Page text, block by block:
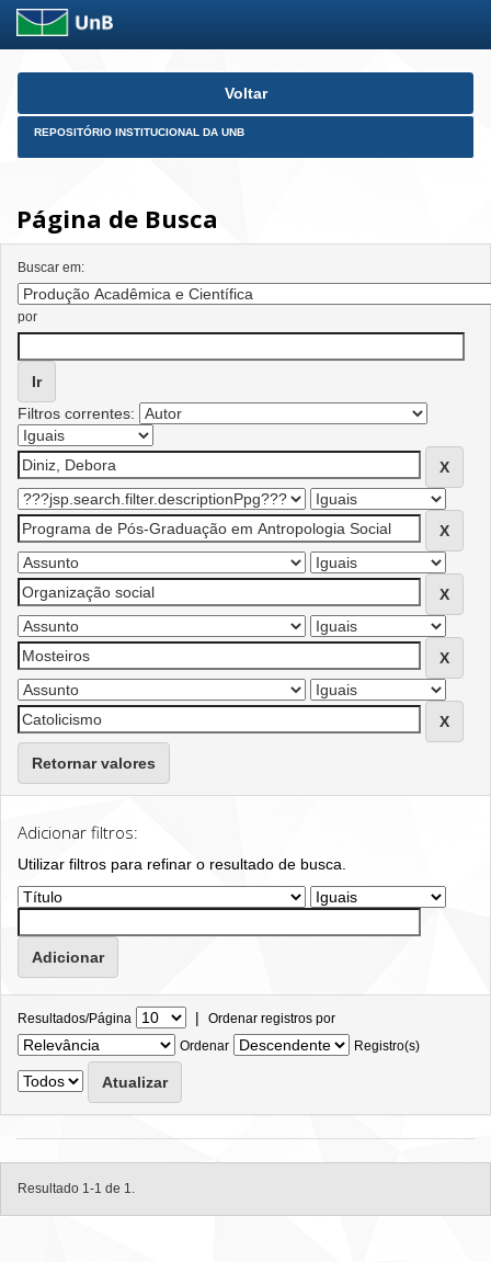
Skip
Voltar
REPOSITÓRIO INSTITUCIONAL DA UNB
Página de Busca
Buscar em:
por
Filtros correntes:
Retornar valores
Adicionar filtros:
Utilizar filtros para refinar o resultado de busca.
Resultados/Página | Ordenar registros por
Ordenar
Registro(s)
Resultado 1-1 de 1.